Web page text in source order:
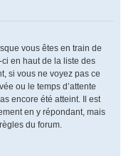
vous êtes en train de
en haut de la liste des
si vous ne voyez pas ce
ou le temps d’attente
encore été atteint. Il est
en y répondant, mais
du forum.